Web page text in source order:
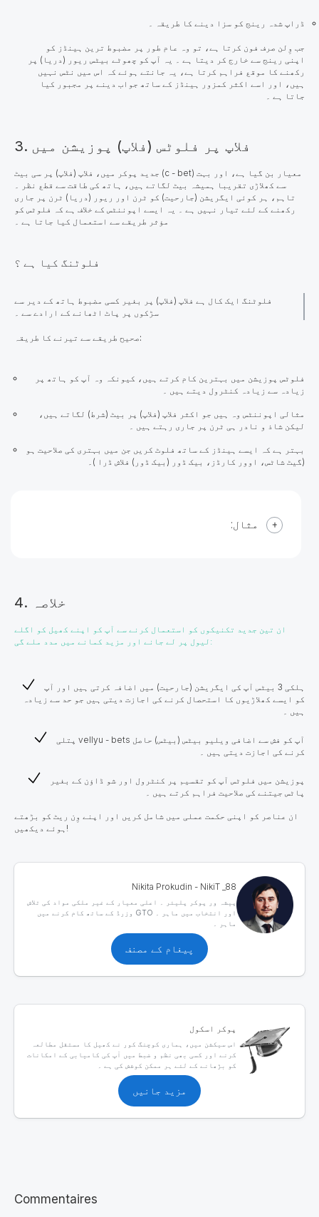
ڈراپ شدہ رینج کو سزا دینے کا طریقہ ۔
جب وِلن صرف فون کرتا ہے، تو وہ عام طور پر مضبوط ترین ہینڈز کو
اپنی رینج سے خارج کر دیتا ہے ۔ یہ آپ کو چھوٹے بیٹس ریور (دریا) پر
رکھنے کا موقع فراہم کرتا ہے، یہ جانتے ہوئے کہ اس میں نٹس نہیں
ہیں، اور اسے اکثر کمزور ہینڈز کے ساتھ جواب دینے پر مجبور کیا
جاتا ہے ۔
3. فلاپ پر فلوٹس (فلاپ) پوزیشن میں
جدید پوکر میں، فلاپ (فلاپ) پر سی بیٹ (c - bet) معیار بن گیا ہے، اور بہت
سے کھلاڑی تقریبا ہمیشہ بیٹ لگاتے ہیں، ہاتھ کی طاقت سے قطع نظر ۔
تاہم، ہر کوئی ایگریشن (جارحیت) کو ٹرن اور ریور (دریا) ٹرن پر جاری
رکھنے کے لئے تیار نہیں ہے ۔ یہ ایسے اپوننٹس کے خلاف ہے کہ فلوٹس کو
مؤثر طریقے سے استعمال کیا جاتا ہے ۔
فلوٹنگ کیا ہے ؟
فلوٹنگ ایک کال ہے فلاپ (فلاپ) پر بغیر کسی مضبوط ہاتھ کے دیر سے
سڑکوں پر پاٹ اٹھانے کے ارادے سے ۔
صحیح طریقے سے تیرنے کا طریقہ:
فلوٹس پوزیشن میں بہترین کام کرتے ہیں، کیونکہ وہ آپ کو ہاتھ پر
زیادہ سے زیادہ کنٹرول دیتے ہیں ۔
مثالی اپوننٹس وہ ہیں جو اکثر فلاپ (فلاپ) پر بیٹ (شرط) لگاتے ہیں،
لیکن شاذ و نادر ہی ٹرن پر جاری رہتے ہیں ۔
بہتر ہے کہ ایسے ہینڈز کے ساتھ فلوٹ کریں جن میں بہتری کی صلاحیت ہو
(گیٹ شاٹس، اوور کارڈز، بیک ڈور (بیک ڈور) فلاش ڈرا )۔
مثال:
4. خلاصہ
ان تین جدید تکنیکوں کو استعمال کرنے سے آپ کو اپنے کھیل کو اگلے
لیول پر لے جانے اور مزید کمانے میں مدد ملے گی:
ہلکی 3 بیٹس آپ کی ایگریشن (جارحیت) میں اضافہ کرتی ہیں اور آپ
کو ایسے کھلاڑیوں کا استحصال کرنے کی اجازت دیتی ہیں جو حد سے زیادہ
ہیں ۔
پتلی vellyu - bets آپ کو فش سے اضافی ویلیو بیٹس (بیٹس) حاصل
کرنے کی اجازت دیتی ہیں ۔
پوزیشن میں فلوٹس آپ کو تقسیم پر کنٹرول اور شو ڈاؤن کے بغیر
پاٹس جیتنے کی صلاحیت فراہم کرتے ہیں ۔
ان عناصر کو اپنی حکمت عملی میں شامل کریں اور اپنے وِن ریٹ کو بڑھتے
ہوئے دیکھیں!
Nikita Prokudin - NikiT _88
پیشہ ور پوکر پلیئر ۔ اعلی معیار کے غیر ملکی مواد کی تلاش
اور انتخاب میں ماہر ۔ GTO وزرڈ کے ساتھ کام کرنے میں
ماہر ۔
پیغام کے مصنف
پوکر اسکول
اس سیکشن میں، ہماری کوچنگ کور نے کھیل کا مستقل مطالعہ
کرنے اور کسی بھی نظم و ضبط میں آپ کی کامیابی کے امکانات
کو بڑھانے کے لئے ہر ممکن کوشش کی ہے ۔
مزید جانیں
Commentaires